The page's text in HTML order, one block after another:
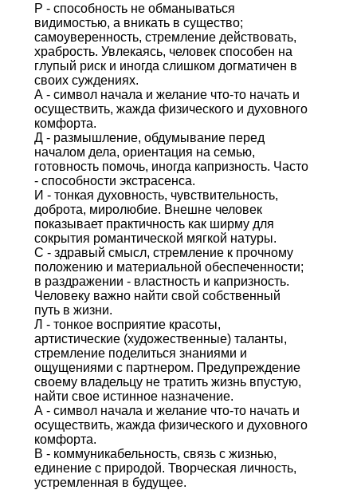
Р - способность не обманываться
видимостью, а вникать в существо;
самоуверенность, стремление действовать,
храбрость. Увлекаясь, человек способен на
глупый риск и иногда слишком догматичен в
своих суждениях.
А - символ начала и желание что-то начать и
осуществить, жажда физического и духовного
комфорта.
Д - размышление, обдумывание перед
началом дела, ориентация на семью,
готовность помочь, иногда капризность. Часто
- способности экстрасенса.
И - тонкая духовность, чувствительность,
доброта, миролюбие. Внешне человек
показывает практичность как ширму для
сокрытия романтической мягкой натуры.
С - здравый смысл, стремление к прочному
положению и материальной обеспеченности;
в раздражении - властность и капризность.
Человеку важно найти свой собственный
путь в жизни.
Л - тонкое восприятие красоты,
артистические (художественные) таланты,
стремление поделиться знаниями и
ощущениями с партнером. Предупреждение
своему владельцу не тратить жизнь впустую,
найти свое истинное назначение.
А - символ начала и желание что-то начать и
осуществить, жажда физического и духовного
комфорта.
В - коммуникабельность, связь с жизнью,
единение с природой. Творческая личность,
устремленная в будущее.